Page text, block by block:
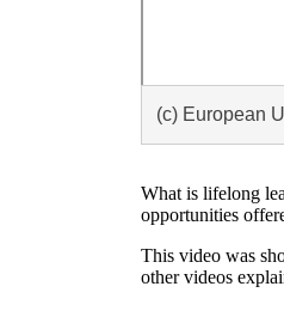
(c) European
What is lifelong
opportunities
This video was
other videos